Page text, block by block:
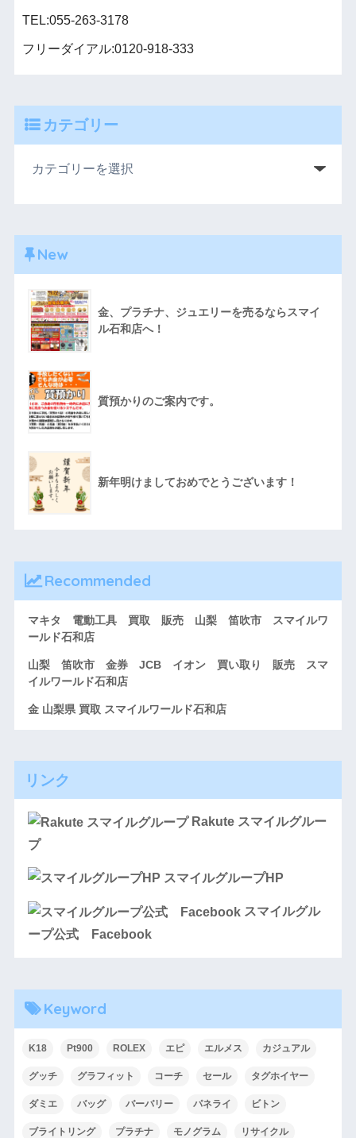
TEL:055-263-3178
フリーダイアル:0120-918-333
カテゴリー
New
金、プラチナ、ジュエリーを売るならスマイ
ル石和店へ！
質預かりのご案内です。
新年明けましておめでとうございます！
Recommended
マキタ 電動工具 買取 販売 山梨 笛吹市 スマイルワ
ールド石和店
山梨 笛吹市 金券 JCB イオン 買い取り 販売 スマ
イルワールド石和店
金 山梨県 買取 スマイルワールド石和店
リンク
Rakute スマイルグルー
プ
スマイルグループHP
スマイルグル
ープ公式 Facebook
Keyword
K18 Pt900 ROLEX エピ エルメス カジュアル
グッチ グラフィット コーチ セール タグホイヤー
ダミエ バッグ バーバリー パネライ ビトン
ブライトリング プラチナ モノグラム リサイクル